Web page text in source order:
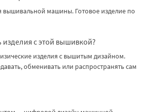
машины. Готовое изделие по
с этой вышивкой?
изделия с вышитым дизайном.
обменивать или распространять сам